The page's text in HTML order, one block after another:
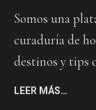
Somos una
curaduría de
destinos y tips
LEER MÁS…